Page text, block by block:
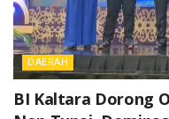
DAERAH
BI Kaltara Dorong